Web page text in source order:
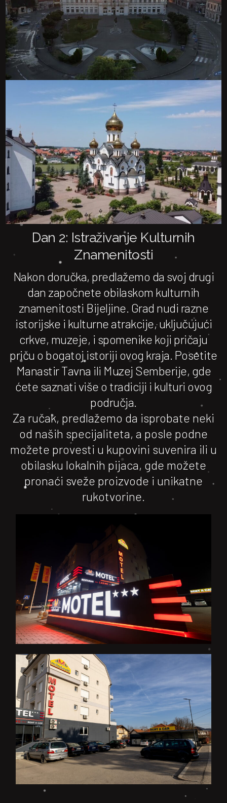
Dan 2: Istraživanje Kulturnih
Znamenitosti
Nakon doručka, predlažemo da svoj drugi
dan započnete obilaskom kulturnih
znamenitosti Bijeljine. Grad nudi razne
istorijske i kulturne atrakcije, uključujući
crkve, muzeje, i spomenike koji pričaju
priču o bogatoj istoriji ovog kraja. Posetite
Manastir Tavna ili Muzej Semberije, gde
ćete saznati više o tradiciji i kulturi ovog
područja.
Za ručak, predlažemo da isprobate neki
od naših specijaliteta, a posle podne
možete provesti u kupovini suvenira ili u
obilasku lokalnih pijaca, gde možete
pronaći sveže proizvode i unikatne
rukotvorine.